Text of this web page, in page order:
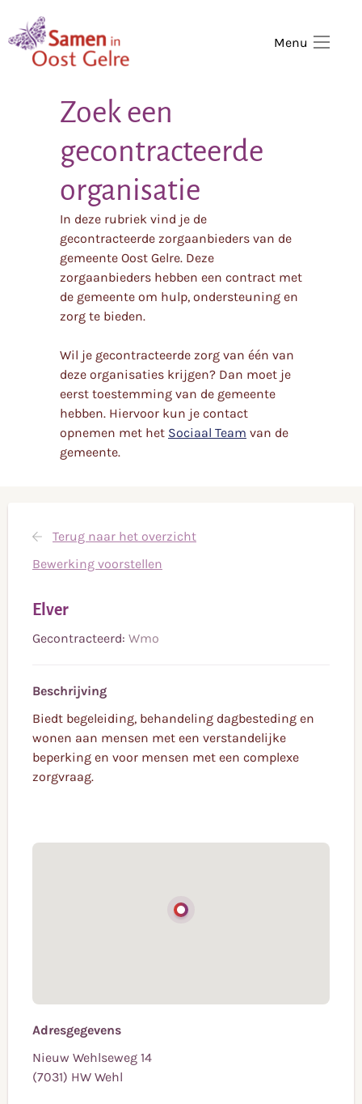
Menu
Zoek een
gecontracteerde
organisatie
In deze rubriek vind je de
gecontracteerde zorgaanbieders van de
gemeente Oost Gelre. Deze
zorgaanbieders hebben een contract met
de gemeente om hulp, ondersteuning en
zorg te bieden.
Wil je gecontracteerde zorg van één van
deze organisaties krijgen? Dan moet je
eerst toestemming van de gemeente
hebben. Hiervoor kun je contact
opnemen met het Sociaal Team van de
gemeente.
Terug naar het overzicht
Bewerking voorstellen
Elver
Gecontracteerd: Wmo
Beschrijving
Biedt begeleiding, behandeling dagbesteding en
wonen aan mensen met een verstandelijke
beperking en voor mensen met een complexe
zorgvraag.
Adresgegevens
Nieuw Wehlseweg 14
(7031) HW Wehl